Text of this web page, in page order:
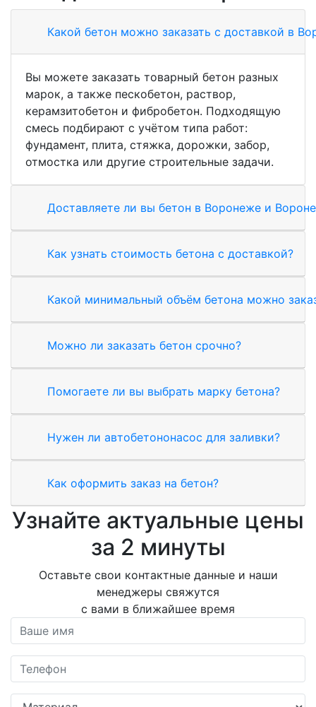
Какой бетон можно заказать с доставкой в
Вы можете заказать товарный бетон разных
марок, а также пескобетон, раствор,
керамзитобетон и фибробетон. Подходящую
смесь подбирают с учётом типа работ:
фундамент, плита, стяжка, дорожки, забор,
отмостка или другие строительные задачи.
Доставляете ли вы бетон в Воронеже и
Как узнать стоимость бетона с доставкой?
Какой минимальный объём бетона можно
Можно ли заказать бетон срочно?
Помогаете ли вы выбрать марку бетона?
Нужен ли автобетононасос для заливки?
Как оформить заказ на бетон?
Узнайте актуальные цены
за 2 минуты
Оставьте свои контактные данные и наши
менеджеры свяжутся
с вами в ближайшее время